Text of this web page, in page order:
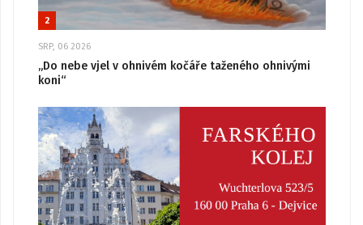
2
SRP, 06 2026
„Do nebe vjel v ohnivém kočáře taženého ohnivými
koni“